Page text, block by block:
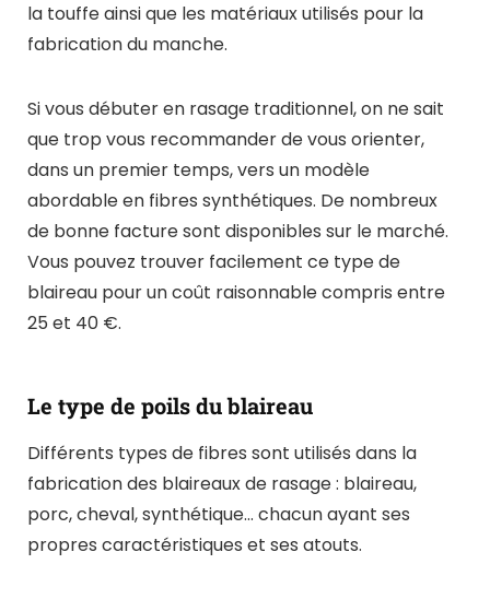
la touffe ainsi que les matériaux utilisés pour la
fabrication du manche.
Si vous débuter en rasage traditionnel, on ne sait
que trop vous recommander de vous orienter,
dans un premier temps, vers un modèle
abordable en fibres synthétiques. De nombreux
de bonne facture sont disponibles sur le marché.
Vous pouvez trouver facilement ce type de
blaireau pour un coût raisonnable compris entre
25 et 40 €.
Le type de poils du blaireau
Différents types de fibres sont utilisés dans la
fabrication des blaireaux de rasage : blaireau,
porc, cheval, synthétique… chacun ayant ses
propres caractéristiques et ses atouts.